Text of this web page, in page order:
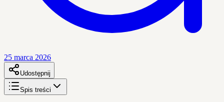
25 marca 2026
Udostępnij
Spis treści